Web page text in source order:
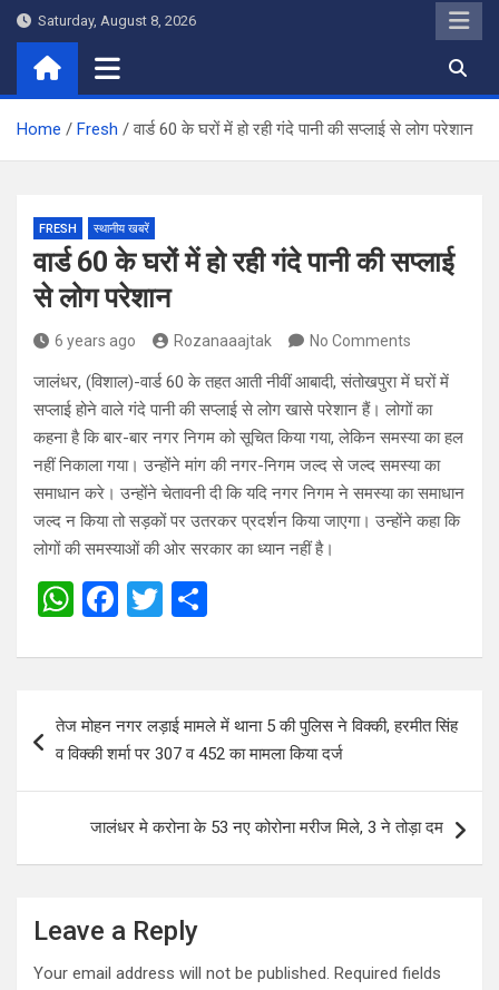
Skip
content
Saturday, August 8, 2026
Home Fresh वार्ड 60 के घरों में हो रही गंदे पानी की सप्लाई से लोग परेशान
FRESH स्थानीय खबरें
वार्ड 60 के घरों में हो रही गंदे पानी की सप्लाई
से लोग परेशान
6 years ago Rozanaaajtak No Comments
जालंधर, (विशाल)-वार्ड 60 के तहत आती नीवीं आबादी, संतोखपुरा में घरों में
सप्लाई होने वाले गंदे पानी की सप्लाई से लोग खासे परेशान हैं। लोगों का
कहना है कि बार-बार नगर निगम को सूचित किया गया, लेकिन समस्या का हल
नहीं निकाला गया। उन्होंने मांग की नगर-निगम जल्द से जल्द समस्या का
समाधान करे। उन्होंने चेतावनी दी कि यदि नगर निगम ने समस्या का समाधान
जल्द न किया तो सड़कों पर उतरकर प्रदर्शन किया जाएगा। उन्होंने कहा कि
लोगों की समस्याओं की ओर सरकार का ध्यान नहीं है।
W
at
s
A
p
F
ce
o
k
T
tt
er
ar
e
navigation
तेज मोहन नगर लड़ाई मामले में थाना 5 की पुलिस ने विक्की, हरमीत सिंह
व विक्की शर्मा पर 307 व 452 का मामला किया दर्ज
जालंधर मे करोना के 53 नए कोरोना मरीज मिले, 3 ने तोड़ा दम
Leave a Reply
Your email address will not be published. Required fields